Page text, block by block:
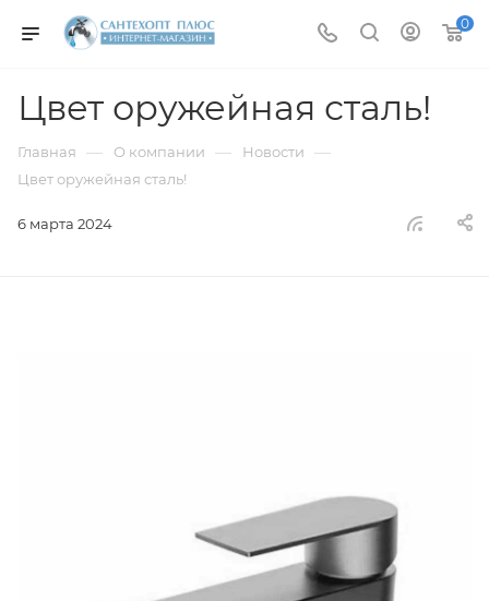
0
Цвет оружейная сталь!
Главная — О компании — Новости —
Цвет оружейная сталь!
6 марта 2024